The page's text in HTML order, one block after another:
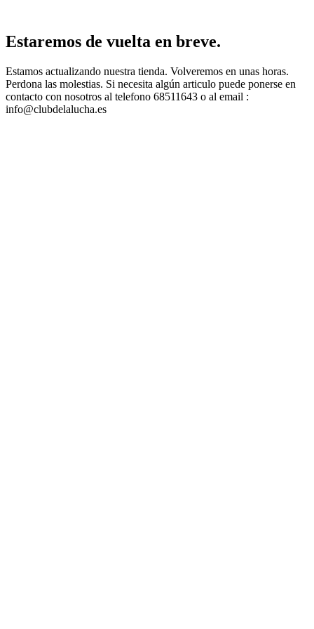
Estaremos de vuelta en breve.
Estamos actualizando nuestra tienda. Volveremos en unas horas.
Perdona las molestias. Si necesita algún articulo puede ponerse en
contacto con nosotros al telefono 68511643 o al email :
info@clubdelalucha.es